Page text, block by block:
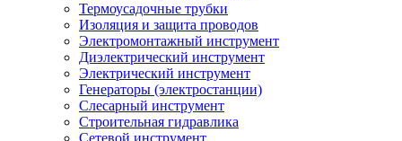
Термоусадочные трубки
Изоляция и защита проводов
Электромонтажный инструмент
Диэлектрический инструмент
Электрический инструмент
Генераторы (электростанции)
Слесарный инструмент
Строительная гидравлика